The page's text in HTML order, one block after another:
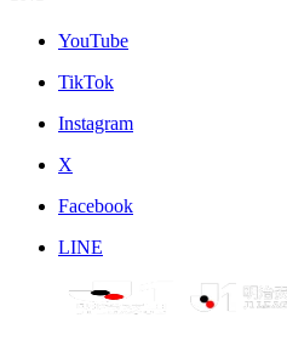
YouTube
TikTok
Instagram
X
Facebook
LINE